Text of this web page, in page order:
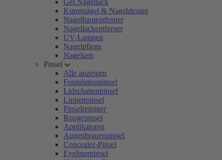
Gel Nagellack
Kunstnägel & Nageldesign
Nagelhautentferner
Nagellackentferner
UV-Lampen
Nagelpflege
Nagelsets
Pinsel
Alle anzeigen
Foundationpinsel
Lidschattenpinsel
Lippenpinsel
Pinselreiniger
Rougepinsel
Applikatoren
Augenbrauenpinsel
Concealer-Pinsel
Eyelinerpinsel